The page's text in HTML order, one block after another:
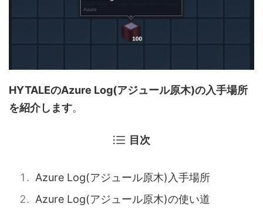
HYTALEのAzure Log(アジュール原木)の入手場所
を紹介します。
目次
Azure Log(アジュール原木)入手場所
Azure Log(アジュール原木)の使い道